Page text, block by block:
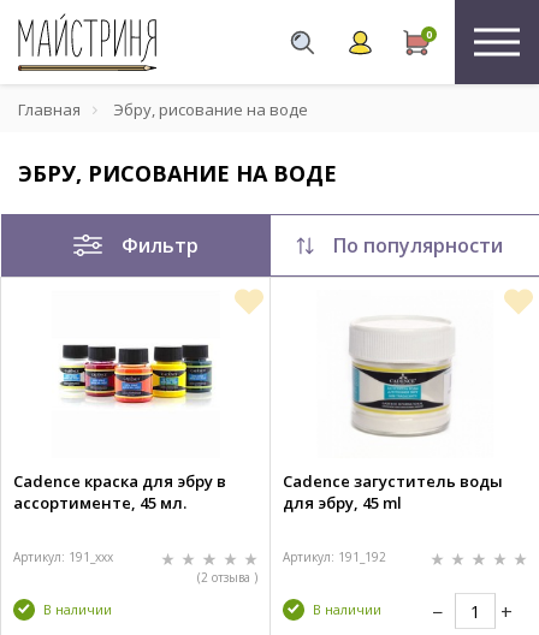
0
Главная Эбру, рисование на воде
ЭБРУ, РИСОВАНИЕ НА ВОДЕ
Фильтр По популярности
Cadence краска для эбру в
ассортименте, 45 мл.
Артикул: 191_xxx
(2 отзыва )
В наличии
Cadence загуститель воды
для эбру, 45 ml
Артикул: 191_192
В наличии